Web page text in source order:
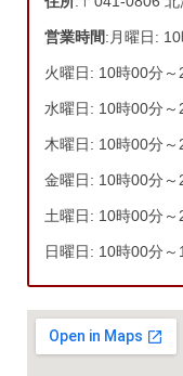
営業時間:月曜日:
火曜日: 10時00分
水曜日: 10時00分～
木曜日: 10時00分
金曜日: 10時00分～
土曜日: 10時00分
日曜日: 10時00分